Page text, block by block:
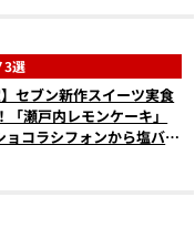
3選
セブン新作スイーツ実食
瀬戸内レモンケーキ」
コラシフォンから塩バニ
ュー